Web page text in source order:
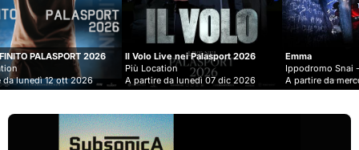
Il Volo Live nei Palasport 2026
Più Location
A partire da lunedì 07 dic 2026
Emma
Ippodromo Snai - San Siro
A partire da mercoledì 09 set 2026
A